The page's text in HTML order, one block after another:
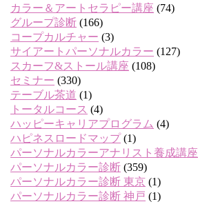
カラー＆アートセラピー講座 (74)
グループ診断 (166)
コープカルチャー (3)
サイアートパーソナルカラー (127)
スカーフ&ストール講座 (108)
セミナー (330)
テーブル茶道 (1)
トータルコース (4)
ハッピーキャリアプログラム (4)
ハピネスロードマップ(1)
パーソナルカラーアナリスト養成講座
パーソナルカラー診断 (359)
パーソナルカラー診断 東京 (1)
パーソナルカラー診断 神戸 (1)